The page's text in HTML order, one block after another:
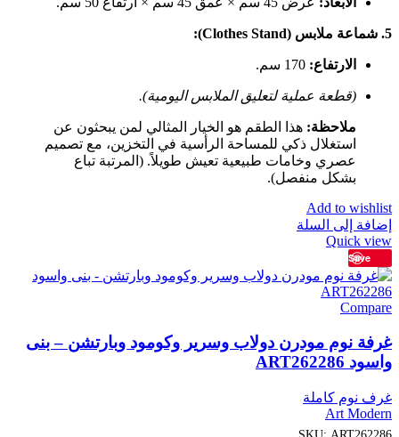
5. شماعة ملابس (Clothes Stand):
الارتفاع:
(قطعة عملية لتعليق الملابس اليومية).
ملاحظة: هذا الطقم هو الخيار المثالي لمن يبحثون عن
استغلال ذكي للمساحة الرأسية في التخزين، مع تصميم
عصري وخامات طبيعية تعيش طويلاً. (المرتبة تباع
بشكل منفصل).
Add to wishlist
إضافة إلى السلة
Quick view
Save
Compare
غرفة نوم مودرن دولاب وسرير وكومود وبارتشن – بنى
واسود ART262286
غرف نوم كاملة
Art Modern